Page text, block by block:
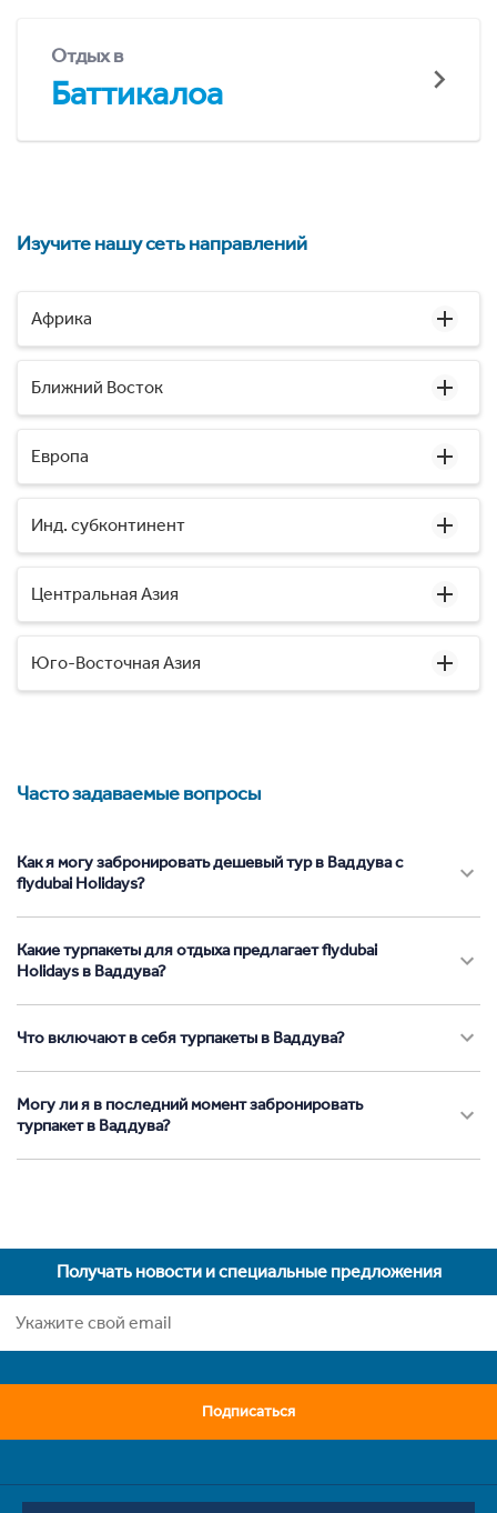
Отдых в
Баттикалоа
Изучите нашу сеть направлений
Африка
Ближний Восток
Европа
Инд. субконтинент
Центральная Азия
Юго-Восточная Азия
Часто задаваемые вопросы
Как я могу забронировать дешевый тур в Ваддува с
flydubai Holidays?
Какие турпакеты для отдыха предлагает flydubai
Holidays в Ваддува?
Что включают в себя турпакеты в Ваддува?
Могу ли я в последний момент забронировать
турпакет в Ваддува?
Получать новости и специальные предложения
Подписаться